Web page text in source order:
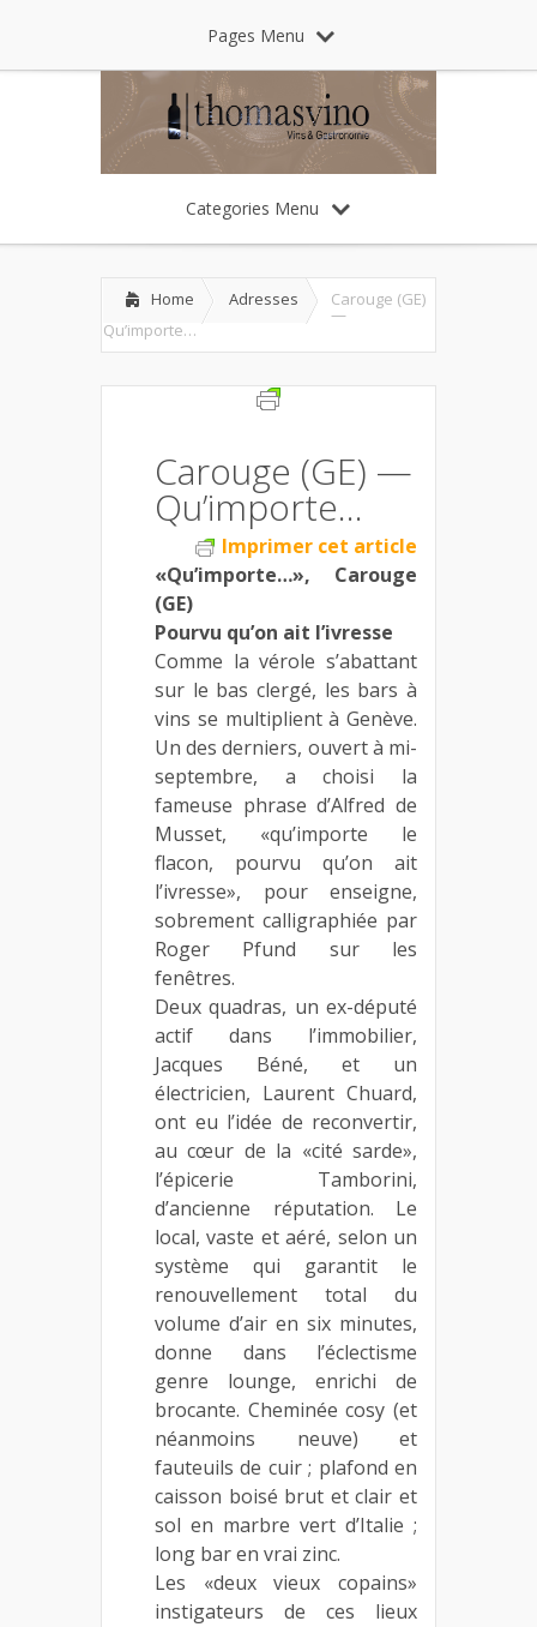
Pages Menu
Categories Menu
Home Adresses Carouge (GE)
—
Qu’importe…
Carouge (GE) —
Qu’importe…
Imprimer cet article
«Qu’importe…», Carouge
(GE)
Pourvu qu’on ait l’ivresse
Comme la vérole s’abattant
sur le bas clergé, les bars à
vins se multiplient à Genève.
Un des derniers, ouvert à mi-
septembre, a choisi la
fameuse phrase d’Alfred de
Musset, «qu’importe le
flacon, pourvu qu’on ait
l’ivresse», pour enseigne,
sobrement calligraphiée par
Roger Pfund sur les
fenêtres.
Deux quadras, un ex-député
actif dans l’immobilier,
Jacques Béné, et un
électricien, Laurent Chuard,
ont eu l’idée de reconvertir,
au cœur de la «cité sarde»,
l’épicerie Tamborini,
d’ancienne réputation. Le
local, vaste et aéré, selon un
système qui garantit le
renouvellement total du
volume d’air en six minutes,
donne dans l’éclectisme
genre lounge, enrichi de
brocante. Cheminée cosy (et
néanmoins neuve) et
fauteuils de cuir ; plafond en
caisson boisé brut et clair et
sol en marbre vert d’Italie ;
long bar en vrai zinc.
Les «deux vieux copains»
instigateurs de ces lieux